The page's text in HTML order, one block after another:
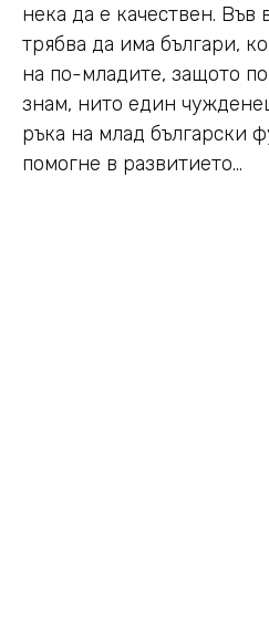
нека да е качествен. Във
трябва да има българи,
на по-младите, защото
знам, нито един
ръка на млад български
помогне в развитието…